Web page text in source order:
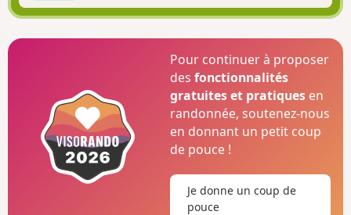
Pour continuer à proposer
desfonctionnalités
gratuites et pratiques en
randonnée, soutenez-nous
en donnant un petit coup
de pouce !
Je donne un coup de
pouce